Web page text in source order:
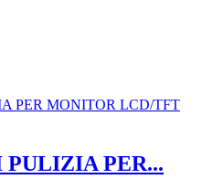
PER...